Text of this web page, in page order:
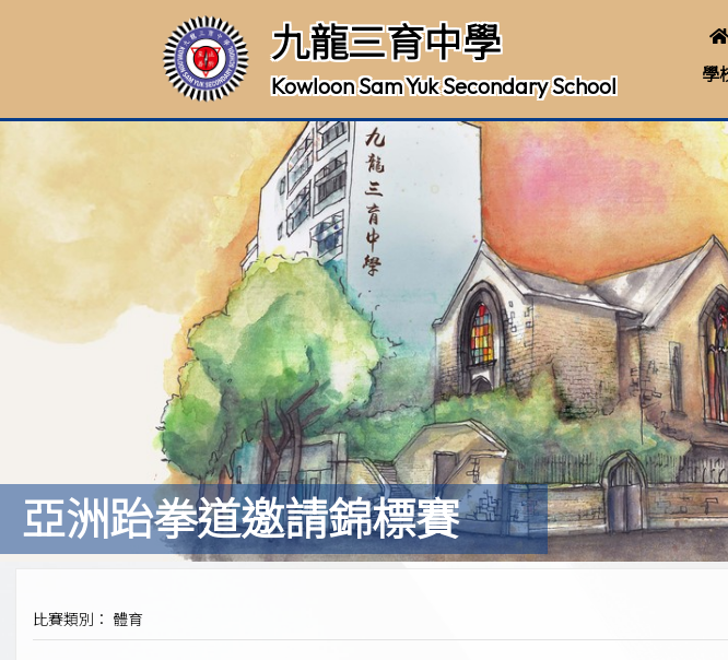
九龍三育中學
Kowloon Sam Yuk Secondary School
學
亞洲跆拳道邀請錦標賽
比賽類別： 體育